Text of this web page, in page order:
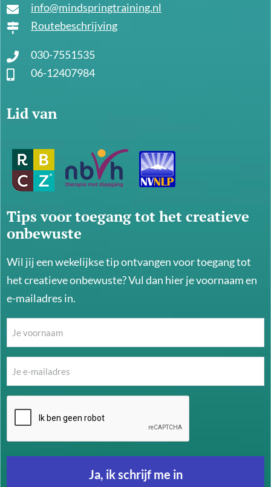
info@mindspringtraining.nl
Routebeschrijving
030-7551535
06-12407984
Lid van
Tips voor toegang tot het creatieve
onbewuste
Wil jij een wekelijkse tip ontvangen voor toegang tot
het creatieve onbewuste? Vul dan hier je voornaam en
e-mailadres in.